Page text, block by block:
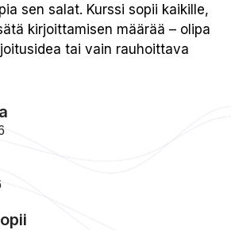
sen salat. Kurssi sopii kaikille,
kirjoittamisen määrää – olipa
tai vain rauhoittava